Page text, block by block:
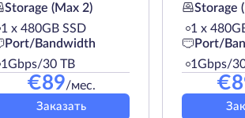
Storage (Max 2)
1 х 480GB SSD
Port/Bandwidth
1Gbps/30 TB
€89/мес.
Заказать
Storage
1 х
Port/
1Gbps/
€